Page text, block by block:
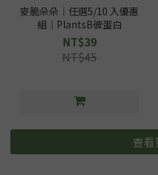
麥脆朵朵｜任選5/10 入優惠
組｜PlantsB彼蛋白
NT$39
NT$45
查看